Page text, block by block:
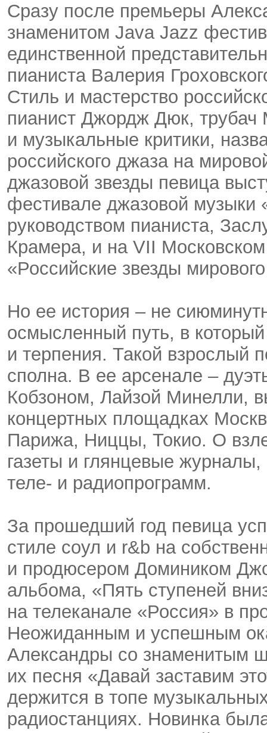
Сразу после премьеры
знаменитом Java Jazz
единственной
пианиста Валерия
Стиль и мастерство
пианист Джордж Дюк, трубач
и музыкальные критики,
российского джаза на
джазовой звезды певица
фестивале джазовой музыки
руководством пианиста,
Крамера, и на VII
«Российские звезды
Но ее история – не
осмысленный путь, в
и терпения. Такой взрослый
сполна. В ее арсенале –
Кобзоном, Лайзой Минелли,
концертных площадках
Парижа, Ниццы, Токио. О
газеты и глянцевые
теле- и радиопрограмм.
За прошедший год певица
стиле соул и r&b на
и продюсером Домиником
альбома, «Пять ступеней
на телеканале «Россия» в
Неожиданным и успешным
Александры со знаменитым
их песня «Давай заставим
держится в топе
радиостанциях. Новинка